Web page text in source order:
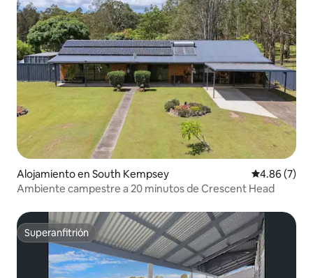
Alojamiento en South Kempsey Calificación
4.86 (7)
Ambiente campestre a 20 minutos de Crescent Head
Superanfitrión
Superanfitrión